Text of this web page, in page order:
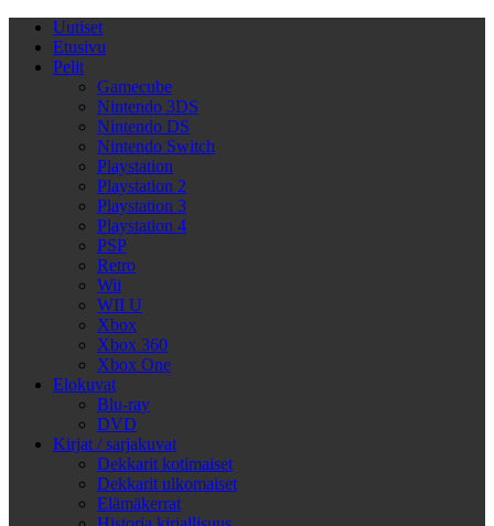
Uutiset
Etusivu
Pelit
Gamecube
Nintendo 3DS
Nintendo DS
Nintendo Switch
Playstation
Playstation 2
Playstation 3
Playstation 4
PSP
Retro
Wii
WII U
Xbox
Xbox 360
Xbox One
Elokuvat
Blu-ray
DVD
Kirjat / sarjakuvat
Dekkarit kotimaiset
Dekkarit ulkomaiset
Elämäkerrat